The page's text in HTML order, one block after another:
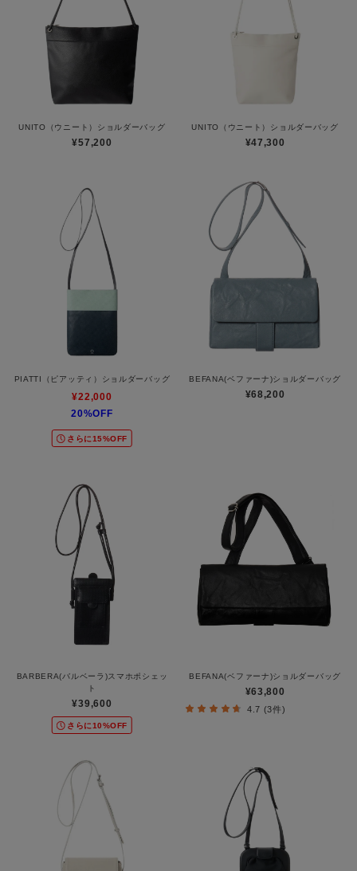
UNITO（ウニート）ショルダーバッグ
¥57,200
UNITO（ウニート）ショルダーバッグ
¥47,300
PIATTI（ピアッティ）ショルダーバッグ
¥22,000
20%OFF
さらに15%OFF
BEFANA(ベファーナ)ショルダーバッグ
¥68,200
BARBERA(バルベーラ)スマホポシェッ
ト
¥39,600
さらに10%OFF
BEFANA(ベファーナ)ショルダーバッグ
¥63,800
4.7 (3件)